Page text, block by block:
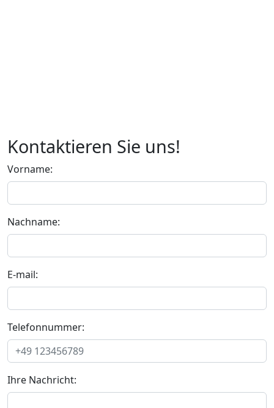
Kontaktieren Sie uns!
Vorname:
Nachname:
E-mail:
Telefonnummer:
Ihre Nachricht: